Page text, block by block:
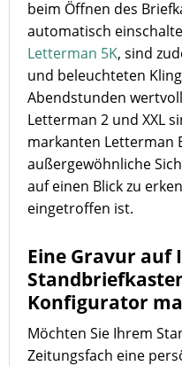
beim Öffnen des
automatisch
Letterman 5K, sind
und beleuchteten
Abendstunden
Letterman 2 und XXL
markanten Letterman
außergewöhnliche
auf einen Blick zu
eingetroffen ist.
Eine Gravur auf
Konfigurator
Möchten Sie Ihrem
Zeitungsfach eine